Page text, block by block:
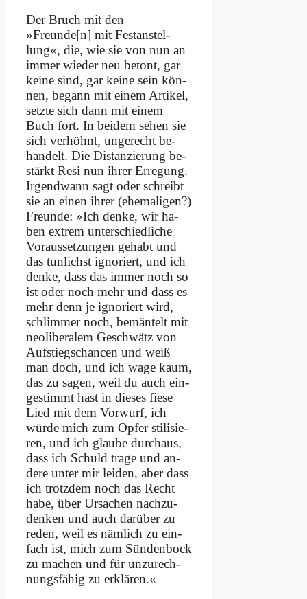
Der Bruch mit den
»Freunde[n] mit Fest­an­stel­
lung«, die, wie sie von nun an
im­mer wie­der neu be­tont, gar
kei­ne sind, gar kei­ne sein kön­
nen, be­gann mit ei­nem Ar­ti­kel,
setz­te sich dann mit ei­nem
Buch fort. In bei­dem se­hen sie
sich ver­höhnt, un­ge­recht be­
han­delt. Die Di­stan­zie­rung be­
stärkt Re­si nun ih­rer Er­re­gung.
Ir­gend­wann sagt oder schreibt
sie an ei­nen ih­rer (ehe­ma­li­gen?)
Freun­de: »Ich den­ke, wir ha­
ben ex­trem un­ter­schied­li­che
Vor­aus­set­zun­gen ge­habt und
das tun­lichst igno­riert, und ich
den­ke, dass das im­mer noch so
ist oder noch mehr und dass es
mehr denn je igno­riert wird,
schlim­mer noch, be­män­telt mit
neo­li­be­ra­lem Ge­schwätz von
Auf­stiegs­chan­cen und weiß
man doch, und ich wa­ge kaum,
das zu sa­gen, weil du auch ein­
ge­stimmt hast in die­ses fie­se
Lied mit dem Vor­wurf, ich
wür­de mich zum Op­fer sti­li­sie­
ren, und ich glau­be durch­aus,
dass ich Schuld tra­ge und an­
de­re un­ter mir lei­den, aber dass
ich trotz­dem noch das Recht
ha­be, über Ur­sa­chen nach­zu­
den­ken und auch dar­über zu
re­den, weil es näm­lich zu ein­
fach ist, mich zum Sün­den­bock
zu ma­chen und für un­zu­rech­
nungs­fä­hig zu er­klä­ren.«